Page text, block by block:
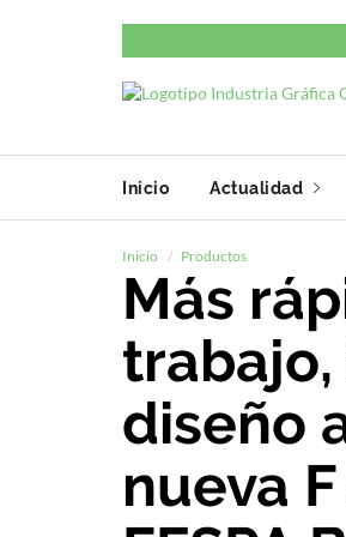
Inicio Actualidad
Inicio Productos
Más
diseño
nueva